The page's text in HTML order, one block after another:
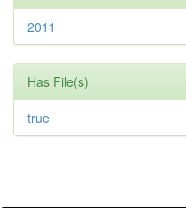
2011
Has File(s)
true